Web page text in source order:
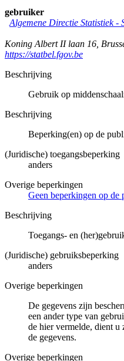
gebruiker
Algemene Directie Statistiek -
Koning Albert II laan 16
https://statbel.fgov.be
Beschrijving
Gebruik op
Beschrijving
Beperking(en) op de
(Juridische) toegangsbeperking
anders
Overige beperkingen
Geen beperkingen op de
Beschrijving
Toegangs- en
(Juridische) gebruiksbeperking
anders
Overige beperkingen
De gegevens zijn
een ander type van
de hier vermelde, dient u
de gegevens.
Overige beperkingen